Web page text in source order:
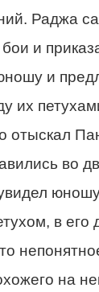
Раджа
и
и
их
отыскал
во
в его
на